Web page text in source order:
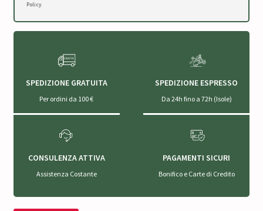
Policy.
SPEDIZIONE GRATUITA
Per ordini da 100 €
SPEDIZIONE ESPRESSO
Da 24h fino a 72h (Isole)
CONSULENZA ATTIVA
Assistenza Costante
PAGAMENTI SICURI
Bonifico e Carte di Credito